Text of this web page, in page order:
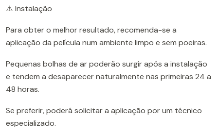
⚠️ Instalação
Para obter o melhor resultado, recomenda-se a
aplicação da película num ambiente limpo e sem poeiras.
Pequenas bolhas de ar poderão surgir após a instalação
e tendem a desaparecer naturalmente nas primeiras 24 a
48 horas.
Se preferir, poderá solicitar a aplicação por um técnico
especializado.